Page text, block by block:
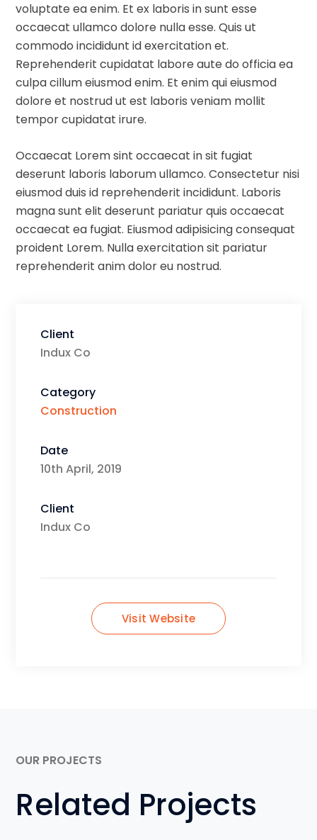
voluptate ea enim. Et ex laboris in sunt esse
occaecat ullamco dolore nulla esse. Quis ut
commodo incididunt id exercitation et.
Reprehenderit cupidatat labore aute do officia ea
culpa cillum eiusmod enim. Et enim qui eiusmod
dolore et nostrud ut est laboris veniam mollit
tempor cupidatat irure.
Occaecat Lorem sint occaecat in sit fugiat
deserunt laboris laborum ullamco. Consectetur nisi
eiusmod duis id reprehenderit incididunt. Laboris
magna sunt elit deserunt pariatur quis occaecat
occaecat ea fugiat. Eiusmod adipisicing consequat
proident Lorem. Nulla exercitation sit pariatur
reprehenderit anim dolor eu nostrud.
Client
Indux Co
Category
Construction
Date
10th April, 2019
Client
Indux Co
Visit Website
OUR PROJECTS
Related Projects